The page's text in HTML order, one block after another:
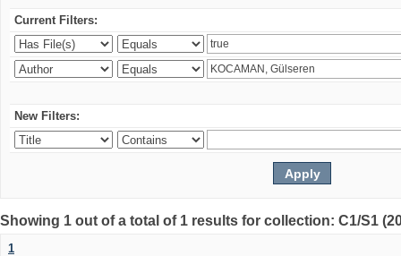
Current Filters:
New Filters:
Showing 1 out of a total of 1 results for collection: C1/S1
1